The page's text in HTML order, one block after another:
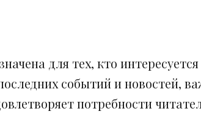
для тех, кто
событий и новостей,
потребности